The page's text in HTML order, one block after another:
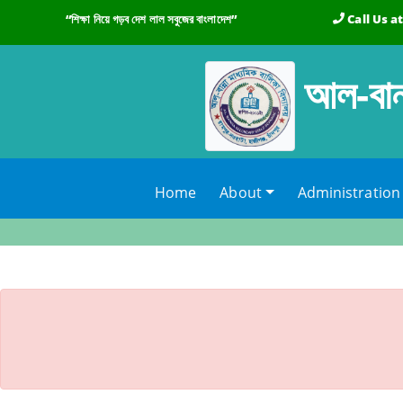
“শিক্ষা নিয়ে গড়ব দেশ লাল সবুজের বাংলাদেশ” Call Us
আল-
Home(current)
About Administration